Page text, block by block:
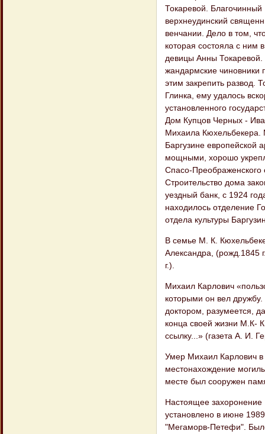
Токаревой. Благочинный
верхнеудинский
венчании. Дело в том,
которая состояла с ним
девицы Анны Токаревой.
жандармские чиновники
этим закрепить развод.
Глинка, ему удалось
установленного
Дом Купцов Черных -
Михаила Кюхельбекера.
Баргузине европейской
мощными, хорошо
Спасо-Преображенского
Строительство дома
уездный банк, с 1924
находилось отделение
отдела культуры
В семье М. К.
Александра, (рожд.1845
г.).
Михаил Карлович
которыми он вел
доктором, разумеется,
конца своей жизни М.К-
ссылку...» (газета А. И.
Умер Михаил Карлович в
местонахождение
месте был сооружен
Настоящее
установлено в июне
"Мегаморв-Петефи".